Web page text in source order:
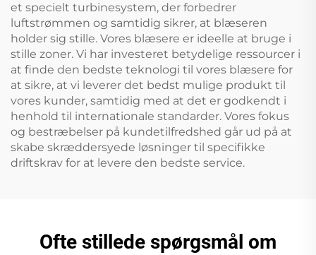
et specielt turbinesystem, der forbedrer
luftstrømmen og samtidig sikrer, at blæseren
holder sig stille. Vores blæsere er ideelle at bruge i
stille zoner. Vi har investeret betydelige ressourcer i
at finde den bedste teknologi til vores blæsere for
at sikre, at vi leverer det bedst mulige produkt til
vores kunder, samtidig med at det er godkendt i
henhold til internationale standarder. Vores fokus
og bestræbelser på kundetilfredshed går ud på at
skabe skræddersyede løsninger til specifikke
driftskrav for at levere den bedste service.
Ofte stillede spørgsmål om